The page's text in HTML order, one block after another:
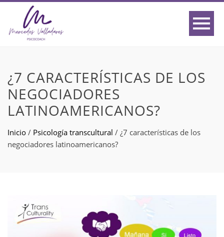
¿7 CARACTERÍSTICAS DE LOS
NEGOCIADORES
LATINOAMERICANOS?
Inicio / Psicología transcultural / ¿7 características de los
negociadores latinoamericanos?